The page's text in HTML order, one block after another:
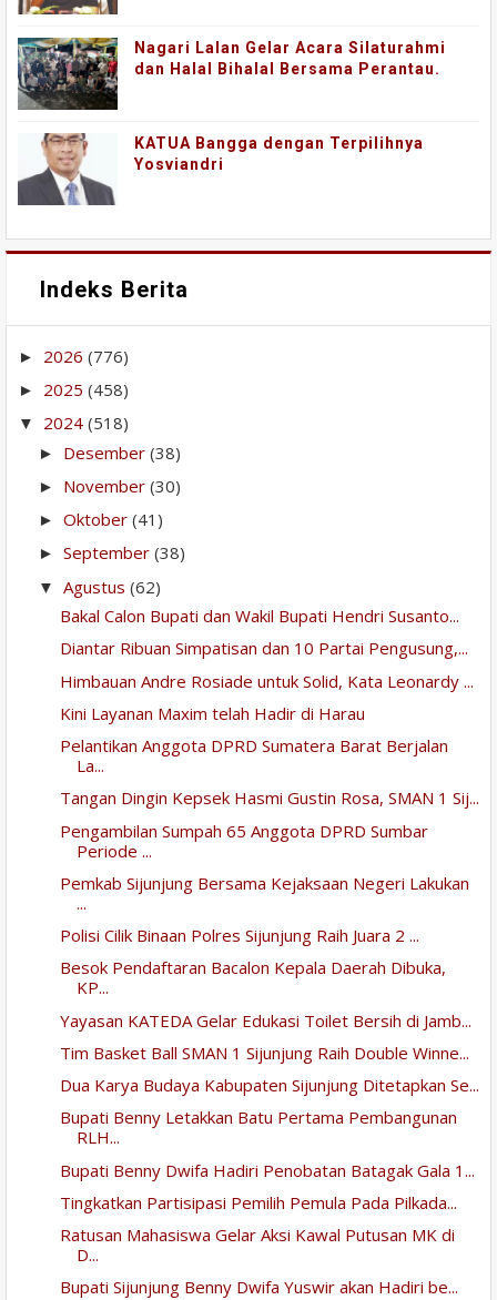
Nagari Lalan Gelar Acara Silaturahmi
dan Halal Bihalal Bersama Perantau.
KATUA Bangga dengan Terpilihnya
Yosviandri
Indeks Berita
► 2026 (776)
► 2025 (458)
▼ 2024 (518)
► Desember (38)
► November (30)
► Oktober (41)
► September (38)
▼ Agustus (62)
Bakal Calon Bupati dan Wakil Bupati Hendri Susanto...
Diantar Ribuan Simpatisan dan 10 Partai Pengusung,...
Himbauan Andre Rosiade untuk Solid, Kata Leonardy ...
Kini Layanan Maxim telah Hadir di Harau
Pelantikan Anggota DPRD Sumatera Barat Berjalan
La...
Tangan Dingin Kepsek Hasmi Gustin Rosa, SMAN 1 Sij...
Pengambilan Sumpah 65 Anggota DPRD Sumbar
Periode ...
Pemkab Sijunjung Bersama Kejaksaan Negeri Lakukan
...
Polisi Cilik Binaan Polres Sijunjung Raih Juara 2 ...
Besok Pendaftaran Bacalon Kepala Daerah Dibuka,
KP...
Yayasan KATEDA Gelar Edukasi Toilet Bersih di Jamb...
Tim Basket Ball SMAN 1 Sijunjung Raih Double Winne...
Dua Karya Budaya Kabupaten Sijunjung Ditetapkan Se...
Bupati Benny Letakkan Batu Pertama Pembangunan
RLH...
Bupati Benny Dwifa Hadiri Penobatan Batagak Gala 1...
Tingkatkan Partisipasi Pemilih Pemula Pada Pilkada...
Ratusan Mahasiswa Gelar Aksi Kawal Putusan MK di
D...
Bupati Sijunjung Benny Dwifa Yuswir akan Hadiri be...